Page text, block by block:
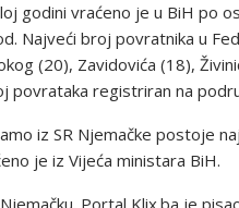
godini vraćeno je u BiH po
Najveći broj povratnika u
(20), Zavidovića (18),
povrataka registriran na
iz SR Njemačke postoje
je iz Vijeća ministara BiH.
Portal Klix.ba je